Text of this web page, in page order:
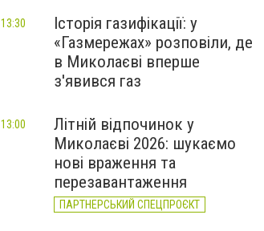
Історія газифікації: у
«Газмережах» розповіли, де
в Миколаєві вперше
з'явився газ
13:30
Літній відпочинок у
Миколаєві 2026: шукаємо
нові враження та
перезавантаження
ПАРТНЕРСЬКИЙ СПЕЦПРОЄКТ
13:00